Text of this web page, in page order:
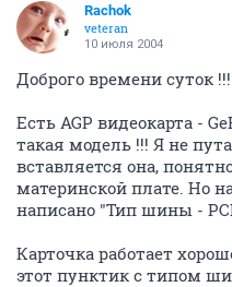
Rachok
veteran
10 июля 2004
Доброго времени суток !!!
Есть AGP видеокарта -
такая модель !!! Я не
вставляется она,
материнской плате. Но
написано "Тип шины -
Карточка работает
этот пунктик с типом